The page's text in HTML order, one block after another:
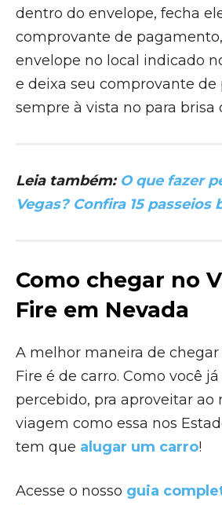
dentro do envelope, fecha
comprovante de
envelope no local indicado
e deixa seu comprovante
sempre à vista no para brisa
Leia também: O que fazer
Vegas? Confira 15 passeios
Como chegar no
Fire em Nevada
A melhor maneira de chegar
Fire é de carro. Como você
percebido, pra aproveitar ao
viagem como essa nos
tem que alugar um carro!
Acesse o nosso guia